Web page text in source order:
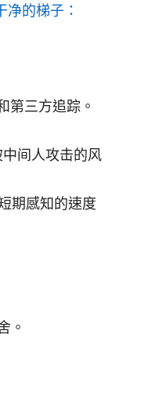
净的梯子：
第三方追踪。
间人攻击的风
期感知的速度
。